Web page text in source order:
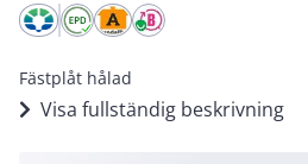
Fästplåt hålad
Visa fullständig beskrivning